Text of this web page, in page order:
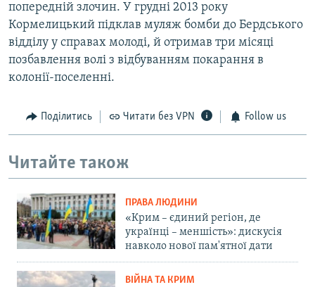
попередній злочин. У грудні 2013 року
Кормелицький підклав муляж бомби до Бердського
відділу у справах молоді, й отримав три місяці
позбавлення волі з відбуванням покарання в
колонії-поселенні.
Поділитись Читати без VPN Follow us
Читайте також
ПРАВА ЛЮДИНИ
«Крим – єдиний регіон, де
українці – меншість»: дискусія
навколо нової пам'ятної дати
ВІЙНА ТА КРИМ